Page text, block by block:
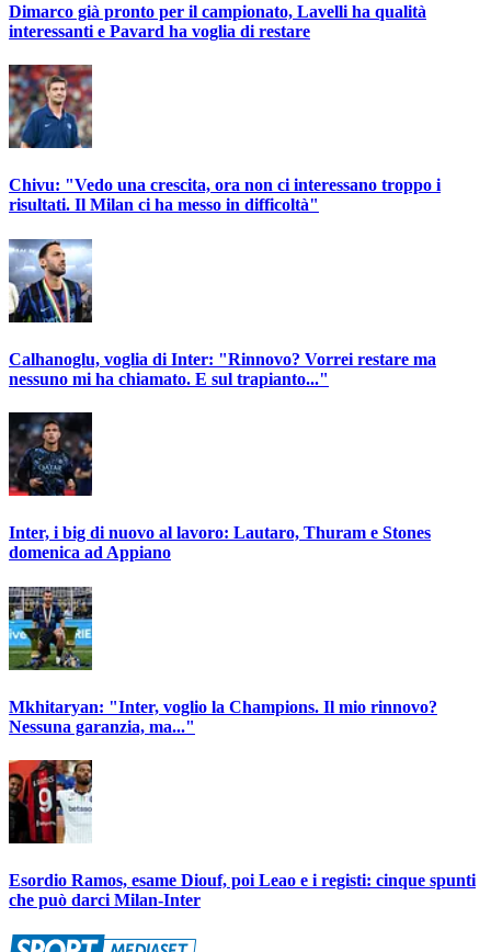
Dimarco già pronto per il campionato, Lavelli ha qualità
interessanti e Pavard ha voglia di restare
Chivu: "Vedo una crescita, ora non ci interessano troppo i
risultati. Il Milan ci ha messo in difficoltà"
Calhanoglu, voglia di Inter: "Rinnovo? Vorrei restare ma
nessuno mi ha chiamato. E sul trapianto..."
Inter, i big di nuovo al lavoro: Lautaro, Thuram e Stones
domenica ad Appiano
Mkhitaryan: "Inter, voglio la Champions. Il mio rinnovo?
Nessuna garanzia, ma..."
Esordio Ramos, esame Diouf, poi Leao e i registi: cinque spunti
che può darci Milan-Inter